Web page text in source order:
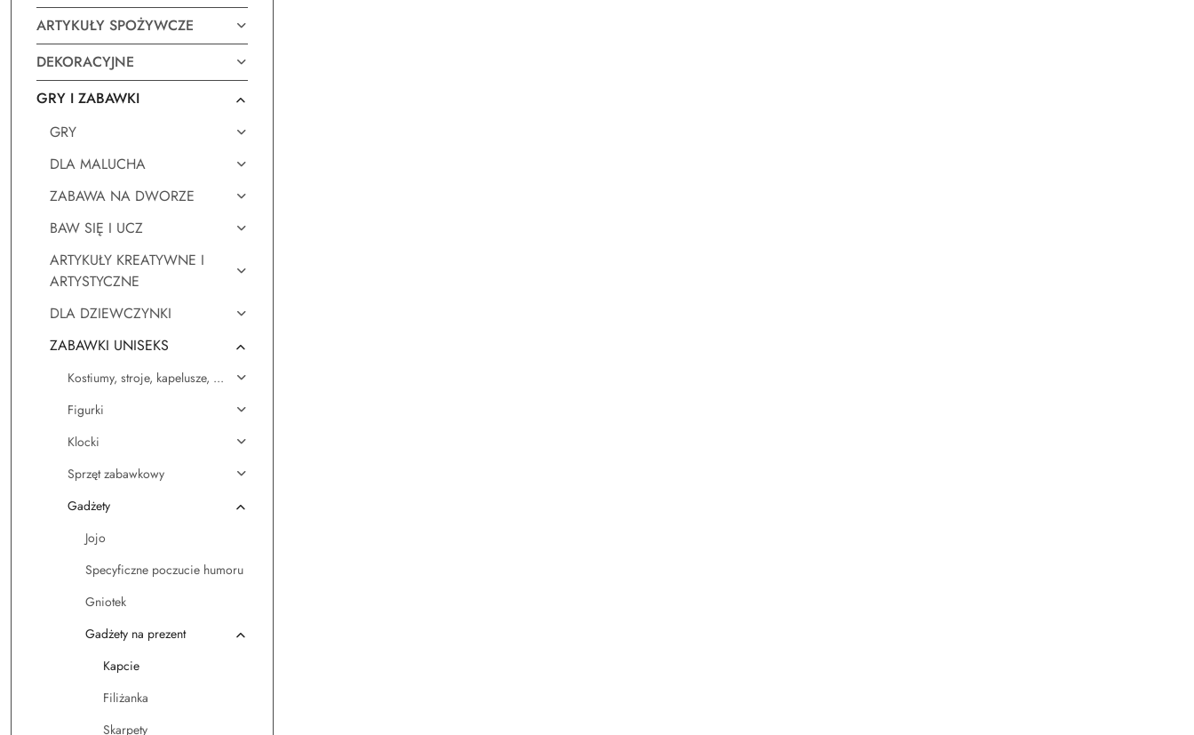
ARTYKUŁY SPOŻYWCZE
DEKORACYJNE
GRY I ZABAWKI
GRY
DLA MALUCHA
ZABAWA NA DWORZE
BAW SIĘ I UCZ
ARTYKUŁY KREATYWNE I
ARTYSTYCZNE
DLA DZIEWCZYNKI
ZABAWKI UNISEKS
Kostiumy, stroje, kapelusze, ...
Figurki
Klocki
Sprzęt zabawkowy
Gadżety
Jojo
Specyficzne poczucie humoru
Gniotek
Gadżety na prezent
Kapcie
Filiżanka
Skarpety